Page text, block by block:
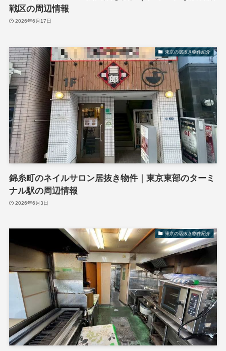
戦区の周辺情報
2026年6月17日
東京の居抜き物件紹介
錦糸町のネイルサロン居抜き物件｜東京東部のターミ
ナル駅の周辺情報
2026年6月3日
東京の居抜き物件紹介